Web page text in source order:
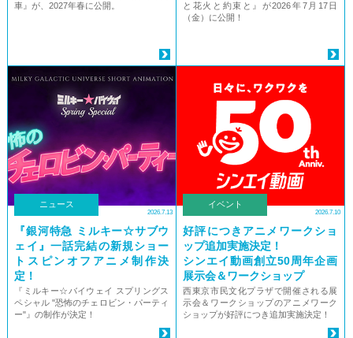
車』が、2027年春に公開。
と花火と約束と』が2026年7月17日
（金）に公開！
ニュース
2026.7.13
『銀河特急 ミルキー☆サブウ
ェイ』一話完結の新規ショー
トスピンオフアニメ制作決
定！
『ミルキー☆バイウェイ スプリングス
ペシャル "恐怖のチェロビン・パーティ
ー"』の制作が決定！
イベント
2026.7.10
好評につきアニメワークショ
ップ追加実施決定！
シンエイ動画創立50周年企画
展示会＆ワークショップ
西東京市民文化プラザで開催される展
示会＆ワークショップのアニメワーク
ショップが好評につき追加実施決定！